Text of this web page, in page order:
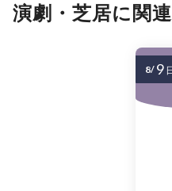
演劇・芝居に関
8/ 9